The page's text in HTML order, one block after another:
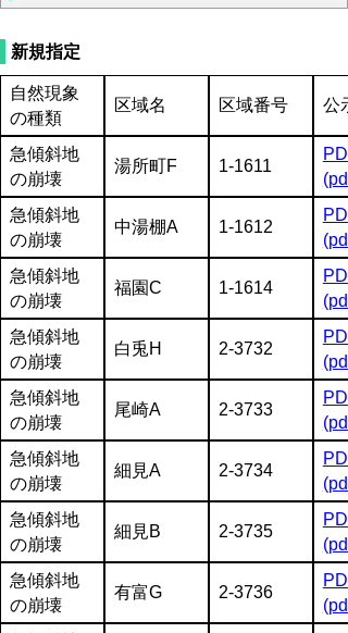
新規指定
自然現象
の種類
区域名 区域番号 公
急傾斜地
の崩壊
湯所町F 1-1611
急傾斜地
の崩壊
中湯棚A 1-1612
急傾斜地
の崩壊
福園C 1-1614
急傾斜地
の崩壊
白兎H 2-3732
急傾斜地
の崩壊
尾崎A 2-3733
急傾斜地
の崩壊
細見A 2-3734
急傾斜地
の崩壊
細見B 2-3735
急傾斜地
の崩壊
有富G 2-3736